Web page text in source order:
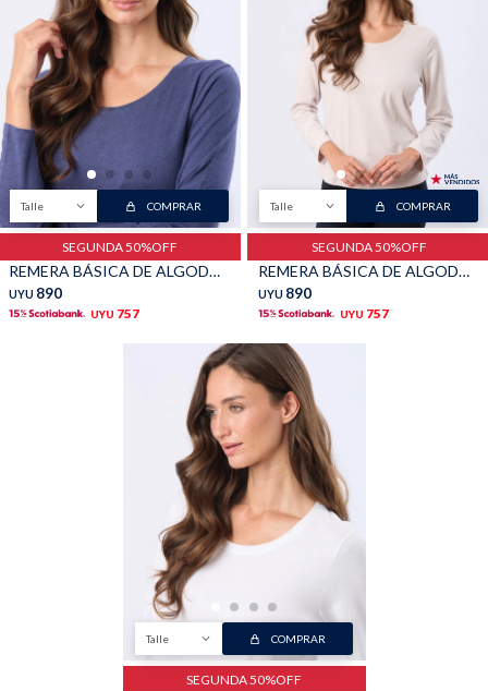
Talle COMPRAR
SEGUNDA 50%OFF
REMERA BÁSICA DE ALGODÓN - Azul
UYU 890
UYU 757
Talle COMPRAR
SEGUNDA 50%OFF
REMERA BÁSICA DE ALGODÓN - Beige
UYU 890
UYU 757
Talle COMPRAR
SEGUNDA 50%OFF